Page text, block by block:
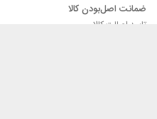
ضمانت اصل‌بودن کالا
تایید اصالت کالا